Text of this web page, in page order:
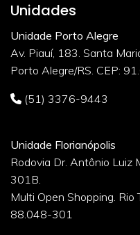
Unidades
Unidade Porto Alegre
Av. Piauí, 183. Santa
Porto Alegre/RS. CEP:
(51) 3376-9443
Unidade Florianópolis
Rodovia Dr. Antônio Luiz
301B.
Multi Open Shopping. Rio
88.048-301